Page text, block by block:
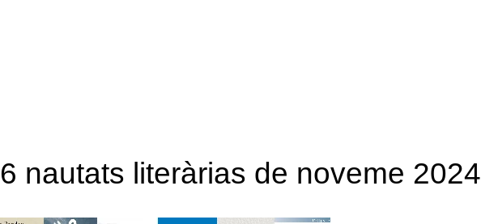
6 nautats literàrias de noveme 2024